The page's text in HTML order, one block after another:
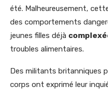
été. Malheureusement,
des comportements
jeunes filles déjà
troubles alimentaires.
Des militants britanniques
corps ont exprimé leur